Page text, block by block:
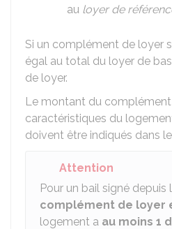
au loyer de
Si un complément de loyer
égal au total du loyer de
de loyer.
Le montant du
caractéristiques du
doivent être indiqués dans
Attention
Pour un bail signé depuis
complément de loyer
logement a au moins 1